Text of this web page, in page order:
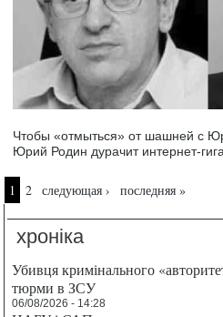
Чтобы «отмыться» от шашней с
Юрий Родин дурачит интернет-
Страницы
1 2 следующая › последняя »
хроніка
Убивця кримінального
тюрми в ЗСУ
06/08/2026 - 14:28